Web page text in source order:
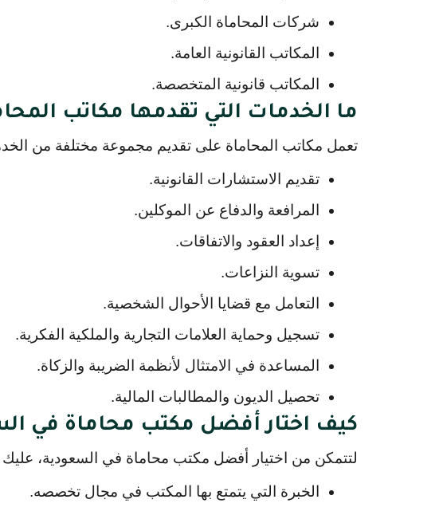
شركات المحاماة الكبرى.
المكاتب القانونية العامة.
المكاتب قانونية المتخصصة.
ما الخدمات التي تقدمها مكاتب
تعمل مكاتب المحاماة على تقديم مجموعة مختلفة من
تقديم الاستشارات القانونية.
المرافعة والدفاع عن الموكلين.
إعداد العقود والاتفاقات.
تسوية النزاعات.
التعامل مع قضايا الأحوال الشخصية.
تسجيل وحماية العلامات التجارية والملكية الفكرية.
المساعدة في الامتثال لأنظمة الضريبة والزكاة.
تحصيل الديون والمطالبات المالية.
كيف اختار أفضل مكتب محاماة في
لتتمكن من اختيار أفضل مكتب محاماة في السعودية، عليك
الخبرة التي يتمتع بها المكتب في مجال تخصصه.